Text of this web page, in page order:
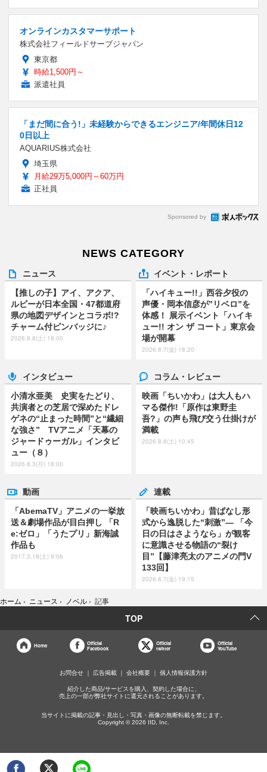
オンラインカスタマーサポート
株式会社フィールドサーブジャパン
東京都
時給1,500円～
派遣社員
「まだ間に合う!」未経験からできるエンジニア/年間休日12
0日以上
AQUARIUS株式会社
埼玉県
月給29万5,000円～60万円
正社員
Sponsored by
NEWS CATEGORY
ニュース
【推しの子】アイ、アクア、
ルビーが日本全国・47都道府
県の地図デザインとコラボ!?
チャーム付ピンバッジに♪
2026.8.8(土) 18:00
イベント・レポート
「ハイキュー!!」西谷夕役の
声優・岡本信彦が”リベロ”を
体感！ 展示イベント「ハイキ
ュー!! オン ザ コート」東京会
場が開幕
2026.8.7(金) 18:20
インタビュー
小清水亜美 史実をたどり、
共演者との芝居で深めたドレ
ゲネの“止まった時間”と“繊細
な強さ” TVアニメ「天幕の
ジャードゥーガル」インタビ
ュー（８）
2026.8.3(月) 18:00
コラム・レビュー
映画「ちいかわ」は大人もハ
マる傑作!「原作は東野圭
吾?」の声も飛び交う仕掛けが
満載
2026.8.8(土) 10:45
動画
「AbemaTV」アニメの一挙放
送＆劇場作品が目白押し 「R
e:ゼロ」「うたプリ」新海誠
作品も
2017.3.18(土) 9:06
連載
「映画ちいかわ」昔ばなし形
式から逸脱した“刺激”― 「今
日の日はさようなら」が観客
に意識させる物語の“裂け
目”【藤津亮太のアニメの門V
133回】
2026.8.7(金) 19:15
ホーム › ニュース › ノベル › 記事
TOP
Home
Official
Facebook
Official
twitter
Official
YouTube
お問合せ 広告掲載 会社概要 個人情報保護方針
紹介した商品/サービスを購入、契約した場合に、
売上の一部が弊社サイトに還元されることがあります。
当サイトに掲載の記事・見出し・写真・画像の無断転載を禁じます。
Copyright © 2026 IID, Inc.